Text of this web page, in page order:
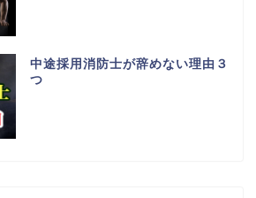
中途採用消防士が辞めない理由３
つ